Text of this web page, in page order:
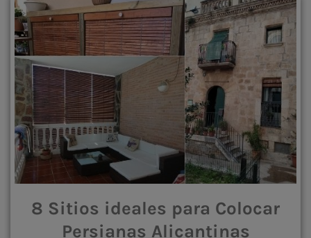
8 Sitios ideales para Colocar
Persianas Alicantinas